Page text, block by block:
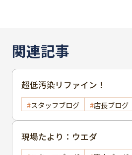
関連記事
超低汚染リファイン！
スタッフブログ 店長ブログ
現場たより：ウエダ